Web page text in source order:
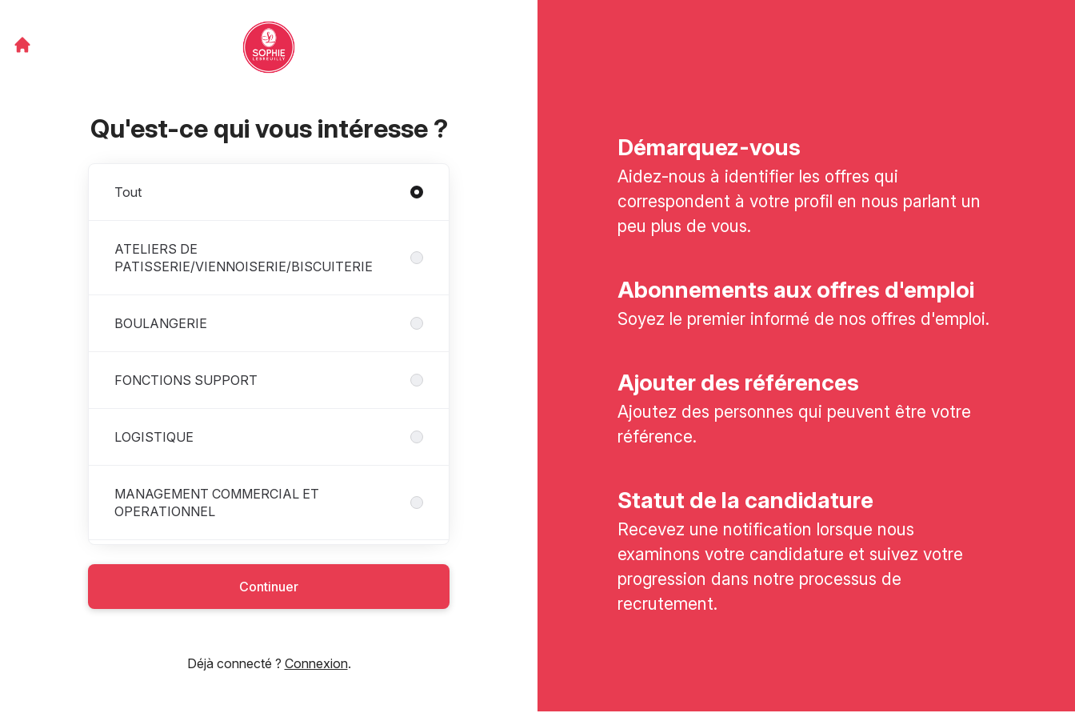
Qu'est-ce qui vous intéresse ?
Tout
ATELIERS DE
PATISSERIE/VIENNOISERIE/BISCUITERIE
BOULANGERIE
FONCTIONS SUPPORT
LOGISTIQUE
MANAGEMENT COMMERCIAL ET
OPERATIONNEL
MANAGEMENT EN BOUTIQUE
Continuer
Déjà connecté ? Connexion.
Démarquez-vous
Aidez-nous à identifier les offres qui
correspondent à votre profil en nous parlant un
peu plus de vous.
Abonnements aux offres d'emploi
Soyez le premier informé de nos offres d'emploi.
Ajouter des références
Ajoutez des personnes qui peuvent être votre
référence.
Statut de la candidature
Recevez une notification lorsque nous
examinons votre candidature et suivez votre
progression dans notre processus de
recrutement.